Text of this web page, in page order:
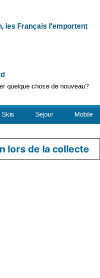
les Français l'emportent
quelque chose de nouveau?
Skis Sejour Mobile
lors de la collecte